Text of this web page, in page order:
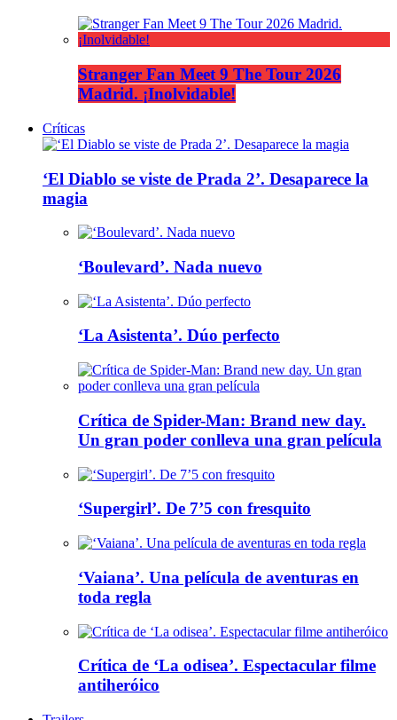
Stranger Fan Meet 9 The Tour 2026
Madrid. ¡Inolvidable!
Críticas
‘El Diablo se viste de Prada 2’. Desaparece la
magia
‘Boulevard’. Nada nuevo
‘La Asistenta’. Dúo perfecto
Crítica de Spider-Man: Brand new day.
Un gran poder conlleva una gran película
‘Supergirl’. De 7’5 con fresquito
‘Vaiana’. Una película de aventuras en
toda regla
Crítica de ‘La odisea’. Espectacular filme
antiheróico